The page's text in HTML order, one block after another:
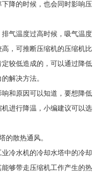
降的时候，也会同时影响压
气温度过高时候，吸气温度
，可推断压缩机的压缩机比
较低造成的，可以通过降低
解决方法。
和原因可以知道，要想降低
进行降温，小编建议可以选
散热通风。
冷水机的冷却水塔中的冷却
够带走压缩机工作产生的热